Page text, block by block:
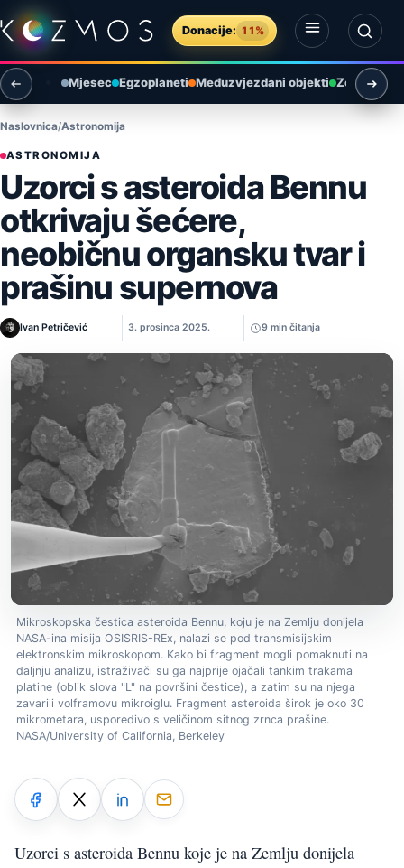
Preskoči na sadržaj
Donacije: 11%
Otvori izbornik
Otvori pretragu
Mjesec Egzoplaneti Međuzvjezdani objekti Zemlja i
Naslovnica Astronomija
ASTRONOMIJA
Uzorci s asteroida Bennu
otkrivaju šećere,
neobičnu organsku tvar i
prašinu supernova
Ivan Petričević 3. prosinca 2025. 9 min čitanja
Mikroskopska čestica asteroida Bennu, koju je na Zemlju donijela
NASA-ina misija OSISRIS-REx, nalazi se pod transmisijskim
elektronskim mikroskopom. Kako bi fragment mogli pomaknuti na
daljnju analizu, istraživači su ga najprije ojačali tankim trakama
platine (oblik slova "L" na površini čestice), a zatim su na njega
zavarili volframovu mikroiglu. Fragment asteroida širok je oko 30
mikrometara, usporedivo s veličinom sitnog zrnca prašine.
NASA/University of California, Berkeley
Uzorci s asteroida Bennu koje je na Zemlju donijela